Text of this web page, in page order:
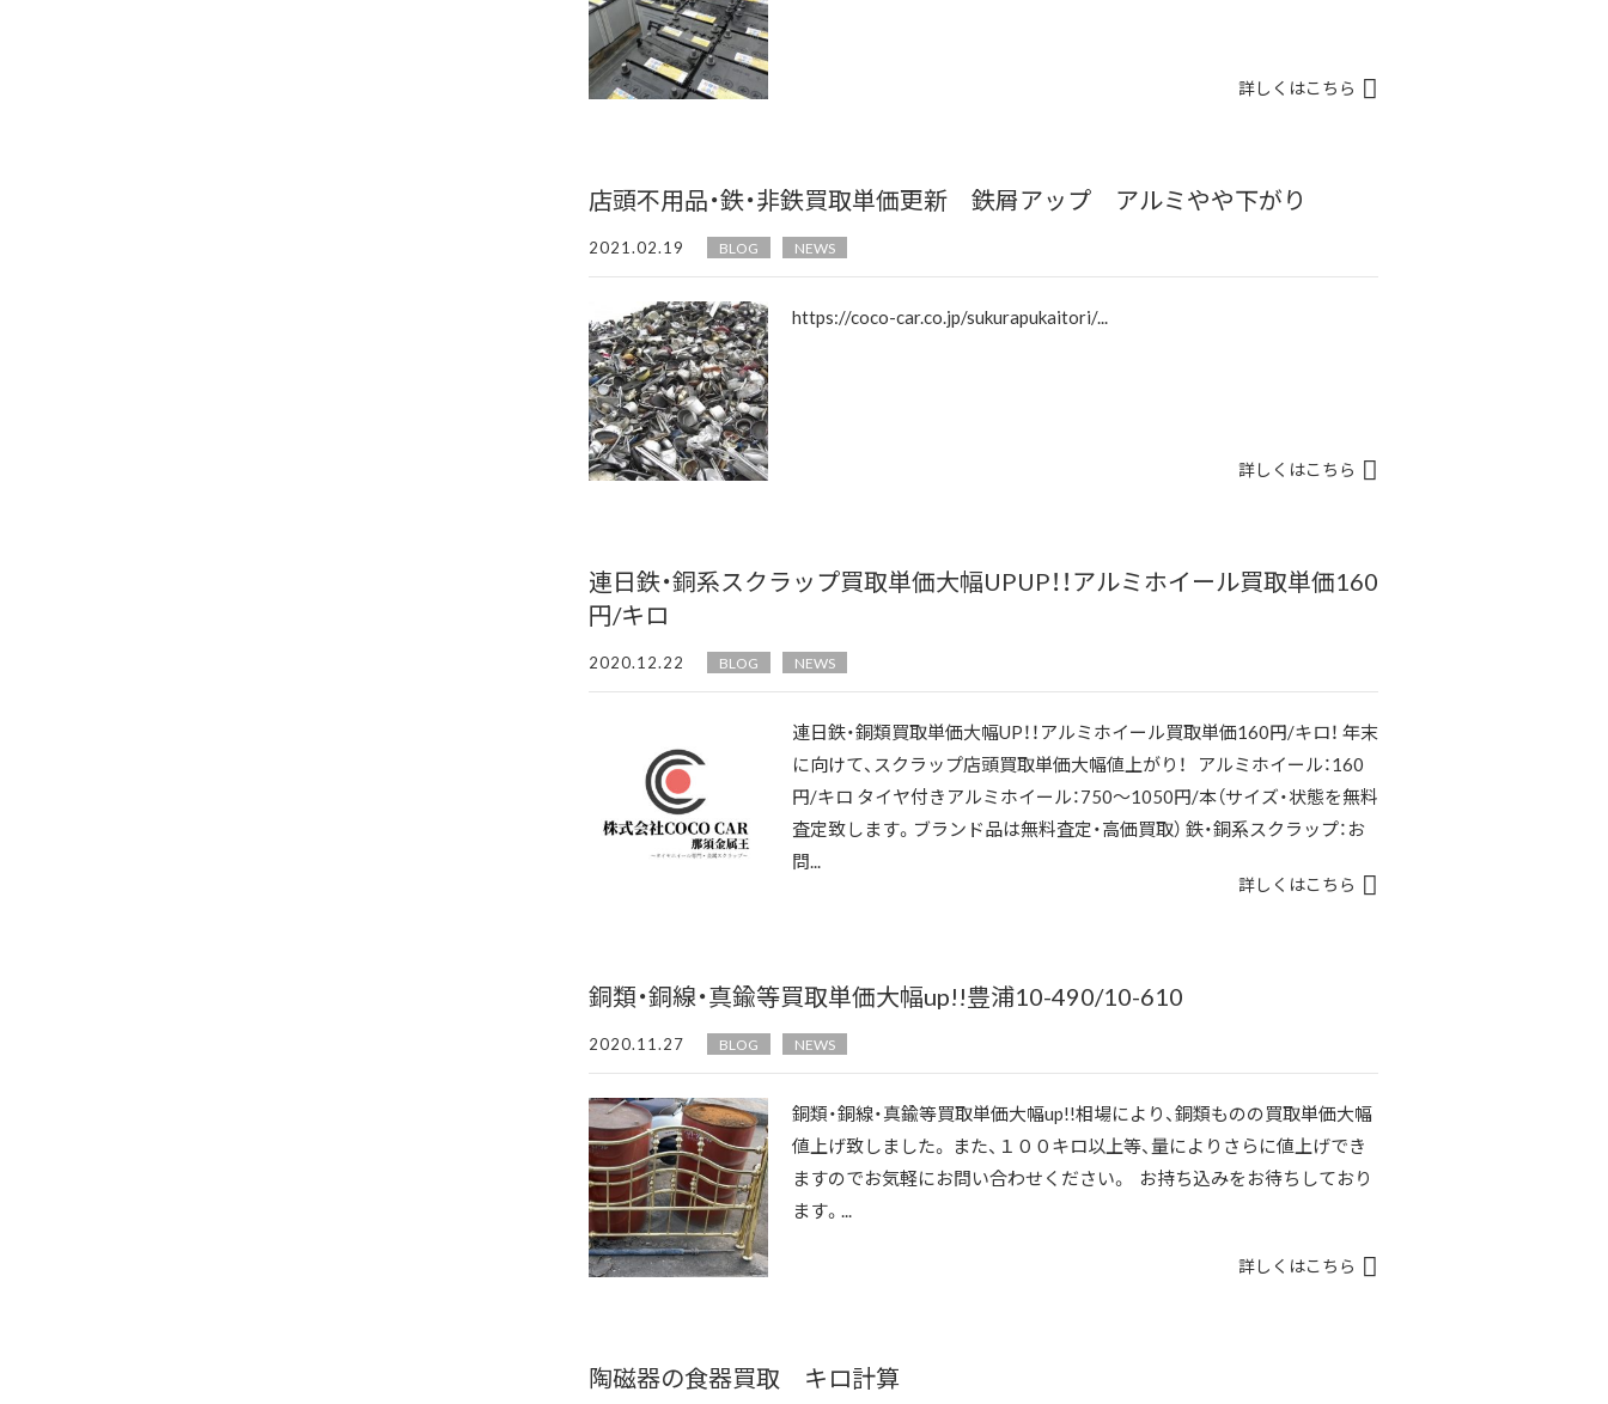
詳しくはこちら
店頭不用品・鉄・非鉄買取単価更新 鉄屑アップ アルミやや下がり
2021.02.19 BLOG NEWS
https://coco-car.co.jp/sukurapukaitori/...
詳しくはこちら
連日鉄・銅系スクラップ買取単価大幅UPUP！！アルミホイール買取単価160
円/キロ
2020.12.22 BLOG NEWS
連日鉄・銅類買取単価大幅UP！！アルミホイール買取単価160円/キロ！ 年末
に向けて、スクラップ店頭買取単価大幅値上がり！ アルミホイール：160
円/キロ タイヤ付きアルミホイール：750～1050円/本（サイズ・状態を無料
査定致します。ブランド品は無料査定・高価買取） 鉄・銅系スクラップ：お
問...
詳しくはこちら
銅類・銅線・真鍮等買取単価大幅up!!豊浦10-490/10-610
2020.11.27 BLOG NEWS
銅類・銅線・真鍮等買取単価大幅up!!相場により、銅類ものの買取単価大幅
値上げ致しました。 また、１００キロ以上等、量によりさらに値上げでき
ますのでお気軽にお問い合わせください。 お持ち込みをお待ちしており
ます。...
詳しくはこちら
陶磁器の食器買取 キロ計算